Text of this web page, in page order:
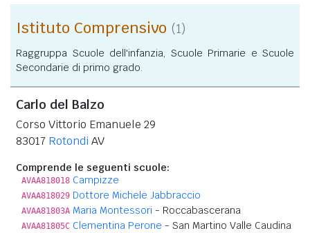
Istituto Comprensivo (1)
Raggruppa Scuole dell'infanzia, Scuole Primarie e Scuole
Secondarie di primo grado.
Carlo del Balzo
Corso Vittorio Emanuele 29
83017 Rotondi AV
Comprende le seguenti scuole:
AVAA818018 Campizze
AVAA818029 Dottore Michele Jabbraccio
AVAA81803A Maria Montessori - Roccabascerana
AVAA81805C Clementina Perone - San Martino Valle Caudina